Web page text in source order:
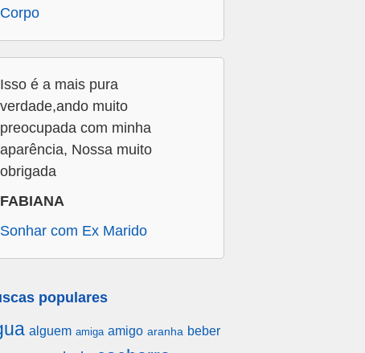
Corpo
Isso é a mais pura
verdade,ando muito
preocupada com minha
aparência, Nossa muito
obrigada
FABIANA
Sonhar com Ex Marido
populares
alguem amiga amigo aranha beber